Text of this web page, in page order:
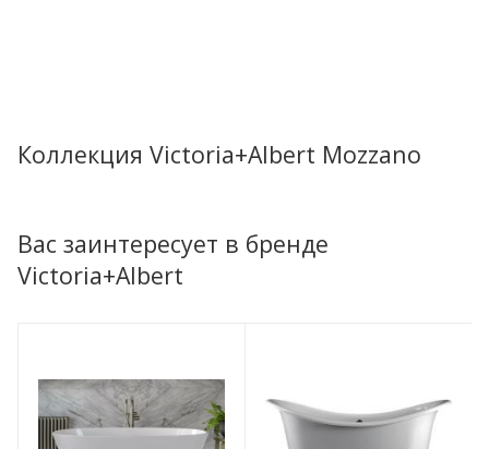
Коллекция Victoria+Albert Mozzano
Вас заинтересует в бренде
Victoria+Albert